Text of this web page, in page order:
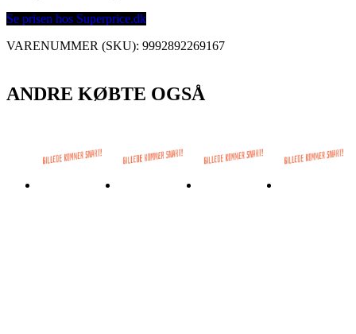
Se prisen hos Superprice.dk
VARENUMMER (SKU): 9992892269167
ANDRE KØBTE OGSÅ